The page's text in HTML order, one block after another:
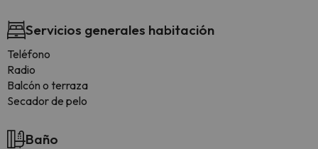
Servicios generales habitación
Teléfono
Radio
Balcón o terraza
Secador de pelo
Baño